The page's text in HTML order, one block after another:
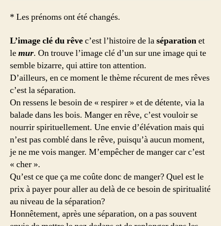
* Les prénoms ont été changés.
L’image clé du rêvec’est l’histoire de laséparationet
lemur. On trouve l’image clé d’un sur une image qui te
semble bizarre, qui attire ton attention.
D’ailleurs, en ce moment le thème récurent de mes rêves
c’est la séparation.
On ressens le besoin de « respirer » et de détente, via la
balade dans les bois. Manger en rêve, c’est vouloir se
nourrir spirituellement. Une envie d’élévation mais qui
n’est pas comblé dans le rêve, puisqu’à aucun moment,
je ne me vois manger. M’empêcher de manger car c’est
« cher ».
Qu’est ce que ça me coûte donc de manger? Quel est le
prix à payer pour aller au delà de ce besoin de spiritualité
au niveau de la séparation?
Honnêtement, après une séparation, on a pas souvent